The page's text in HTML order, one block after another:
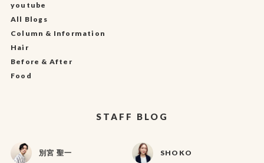
youtube
All Blogs
Column & Information
Hair
Before & After
Food
STAFF BLOG
別宮 聖一 SHOKO